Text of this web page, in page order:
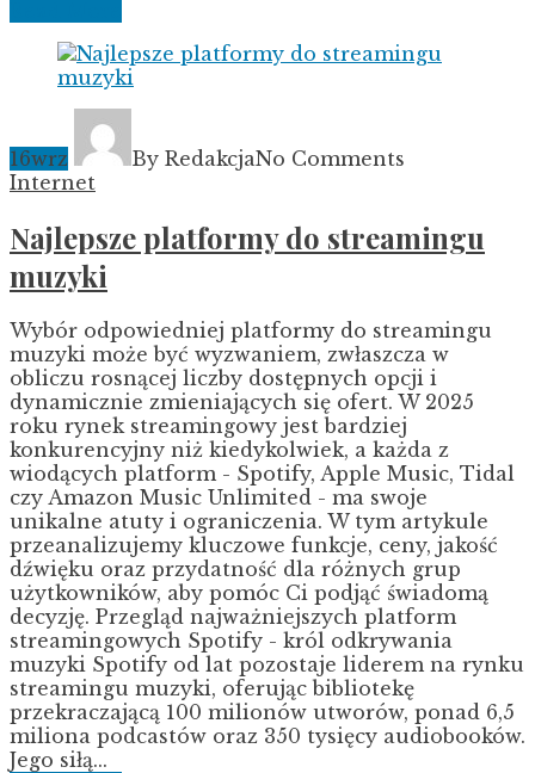
16wrz By RedakcjaNo Comments
Internet
Najlepsze platformy do streamingu
muzyki
Wybór odpowiedniej platformy do streamingu
muzyki może być wyzwaniem, zwłaszcza w
obliczu rosnącej liczby dostępnych opcji i
dynamicznie zmieniających się ofert. W 2025
roku rynek streamingowy jest bardziej
konkurencyjny niż kiedykolwiek, a każda z
wiodących platform - Spotify, Apple Music, Tidal
czy Amazon Music Unlimited - ma swoje
unikalne atuty i ograniczenia. W tym artykule
przeanalizujemy kluczowe funkcje, ceny, jakość
dźwięku oraz przydatność dla różnych grup
użytkowników, aby pomóc Ci podjąć świadomą
decyzję. Przegląd najważniejszych platform
streamingowych Spotify - król odkrywania
muzyki Spotify od lat pozostaje liderem na rynku
streamingu muzyki, oferując bibliotekę
przekraczającą 100 milionów utworów, ponad 6,5
miliona podcastów oraz 350 tysięcy audiobooków.
Jego siłą...